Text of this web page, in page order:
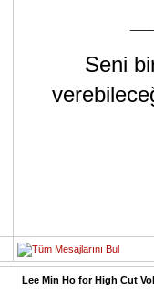
Seni
Lee Min Ho for High Cut